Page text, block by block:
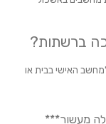
ברשתות?
האישי בבית או
מעשור***